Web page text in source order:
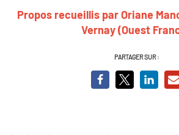
Propos recueillis par Oriane
Vernay (Ouest
PARTAGER SUR :